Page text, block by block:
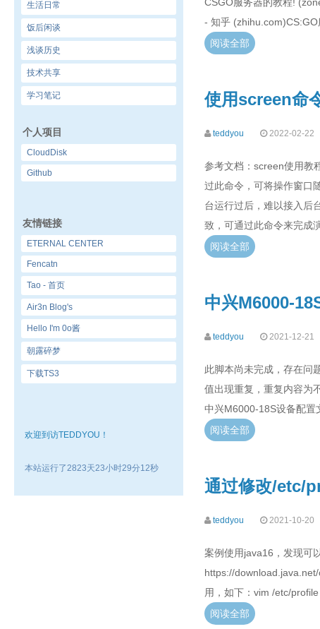
生活日常
饭后闲谈
浅谈历史
技术共享
学习笔记
个人项目
CloudDisk
Github
友情链接
ETERNAL CENTER
Fencatn
Tao - 首页
Air3n Blog's
Hello I'm 0o酱
朝露碎梦
下载TS3
欢迎到访TEDDYOU！
本站运行了2823天23小时29分13秒
- 知乎
阅读全部
使用screen命
teddyou 2022-02-22
参考文档：screen使用教
过此命令，可将操作窗口
台运行过后，难以接入后
致，可通过此命令来完成
阅读全部
中兴M6000-
teddyou 2021-12-21
此脚本尚未完成，存在问
值出现重复，重复内容为
中兴M6000-18S设备配
阅读全部
通过修改/etc/
teddyou 2021-10-20
案例使用java16，发现可
https://
用，如下：vim /etc/
阅读全部